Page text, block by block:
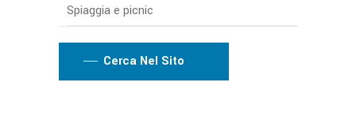
Spiaggia e picnic
Cerca Nel Sito